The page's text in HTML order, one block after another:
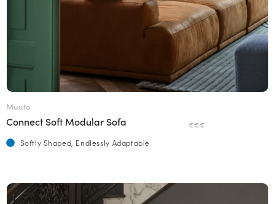
Muuto
Connect Soft Modular Sofa €€€
Softly Shaped, Endlessly Adaptable